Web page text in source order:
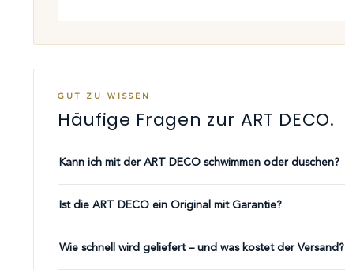
GUT ZU WISSEN
Häufige Fragen zur ART DECO.
Kann ich mit der ART DECO schwimmen oder duschen?
Ist die ART DECO ein Original mit Garantie?
Wie schnell wird geliefert – und was kostet der Versand?